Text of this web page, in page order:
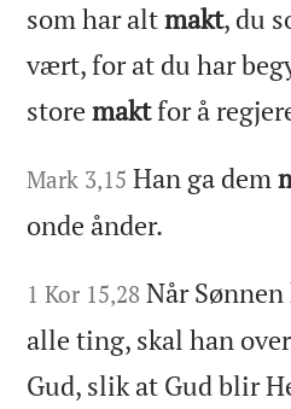
som har altmakt, du
vært, for at du har
storemaktfor å
Mark 3,15 Han ga dem
onde ånder.
1 Kor 15,28 Når
alle ting, skal han
Gud, slik at Gud blir